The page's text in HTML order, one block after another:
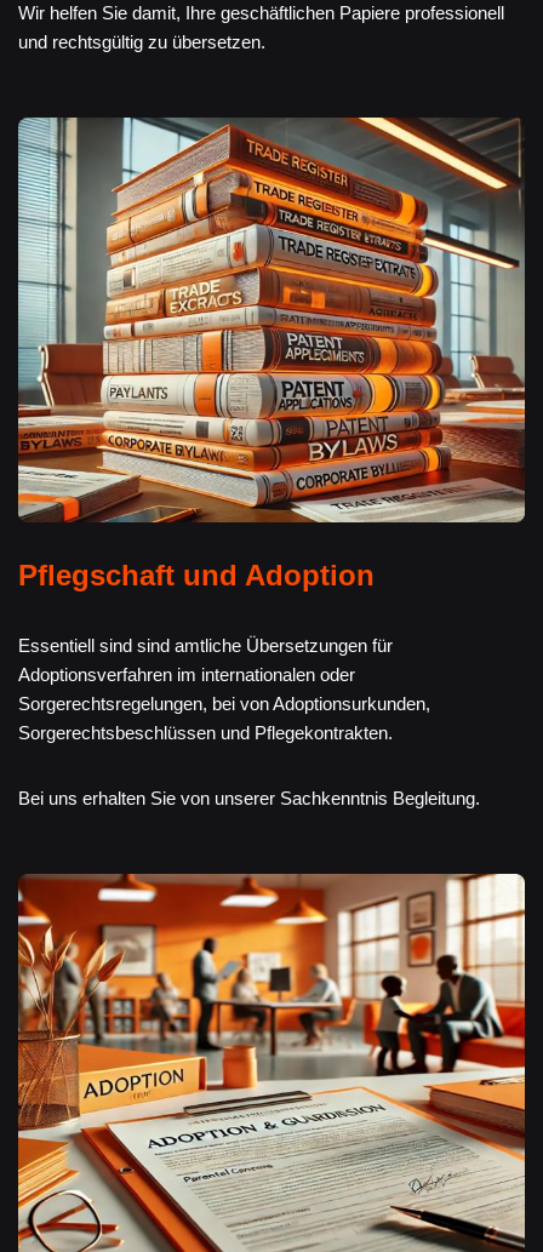
Wir helfen Sie damit, Ihre geschäftlichen Papiere professionell
und rechtsgültig zu übersetzen.
Pflegschaft und Adoption
Essentiell sind sind amtliche Übersetzungen für
Adoptionsverfahren im internationalen oder
Sorgerechtsregelungen, bei von Adoptionsurkunden,
Sorgerechtsbeschlüssen und Pflegekontrakten.
Bei uns erhalten Sie von unserer Sachkenntnis Begleitung.